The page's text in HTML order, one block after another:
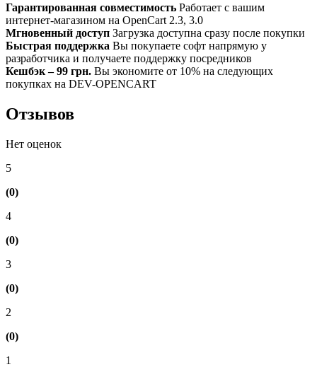
Гарантированная совместимость Работает с вашим
интернет-магазином на OpenCart 2.3, 3.0
Мгновенный доступ Загрузка доступна сразу после покупки
Быстрая поддержка Вы покупаете софт напрямую у
разработчика и получаете поддержку посредников
Кешбэк – 99 грн. Вы экономите от 10% на следующих
покупках на DEV-OPENCART
Отзывов
Нет оценок
5
(0)
4
(0)
3
(0)
2
(0)
1